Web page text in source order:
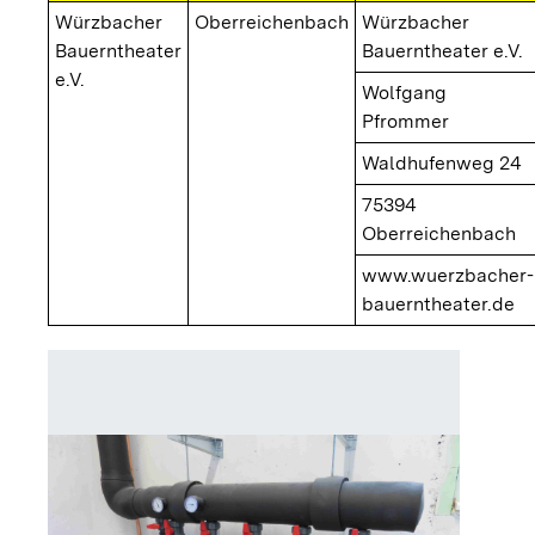
Würzbacher
Bauerntheater
e.V.
Oberreichenbach
Würzbacher
Bauerntheater e.V.
Wolfgang
Pfrommer
Waldhufenweg 24
75394
Oberreichenbach
www.wuerzbacher-
bauerntheater.de